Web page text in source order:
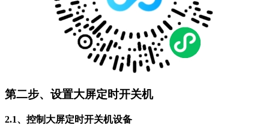
第二步、设置大屏定时开关机
2.1、控制大屏定时开关机设备